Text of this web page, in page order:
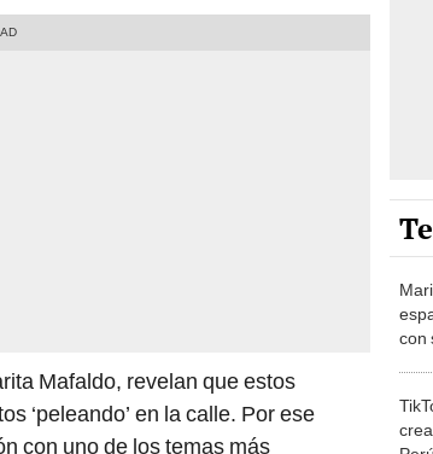
Mafaldo, revelan que estos
‘peleando’ en la calle. Por ese
con uno de los temas más
con